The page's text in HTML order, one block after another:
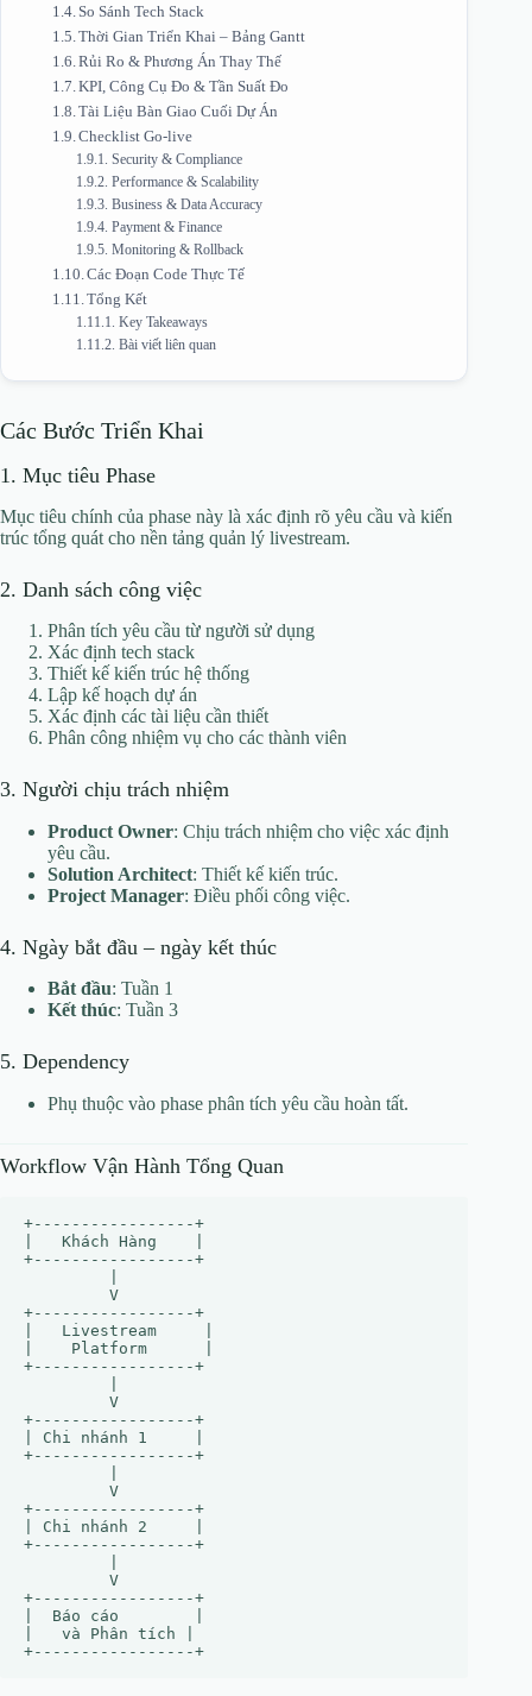
So Sánh Tech Stack
Thời Gian Triển Khai – Bảng Gantt
Rủi Ro & Phương Án Thay Thế
KPI, Công Cụ Đo & Tần Suất Đo
Tài Liệu Bàn Giao Cuối Dự Án
Checklist Go-live
Security & Compliance
Performance & Scalability
Business & Data Accuracy
Payment & Finance
Monitoring & Rollback
Các Đoạn Code Thực Tế
Tổng Kết
Key Takeaways
Bài viết liên quan
Các Bước Triển Khai
1. Mục tiêu Phase
Mục tiêu chính của phase này là xác định rõ yêu cầu và kiến
trúc tổng quát cho nền tảng quản lý livestream.
2. Danh sách công việc
Phân tích yêu cầu từ người sử dụng
Xác định tech stack
Thiết kế kiến trúc hệ thống
Lập kế hoạch dự án
Xác định các tài liệu cần thiết
Phân công nhiệm vụ cho các thành viên
3. Người chịu trách nhiệm
Product Owner: Chịu trách nhiệm cho việc xác định
yêu cầu.
Solution Architect: Thiết kế kiến trúc.
Project Manager: Điều phối công việc.
4. Ngày bắt đầu – ngày kết thúc
Bắt đầu: Tuần 1
Kết thúc: Tuần 3
5. Dependency
Phụ thuộc vào phase phân tích yêu cầu hoàn tất.
Workflow Vận Hành Tổng Quan
+-----------------+
|   Khách Hàng    |
+-----------------+
         V
+-----------------+
|   Livestream     |
|    Platform      |
+-----------------+
         V
+-----------------+
| Chi nhánh 1     |
+-----------------+
         V
+-----------------+
| Chi nhánh 2     |
+-----------------+
         V
+-----------------+
|  Báo cáo        |
|   và Phân tích |